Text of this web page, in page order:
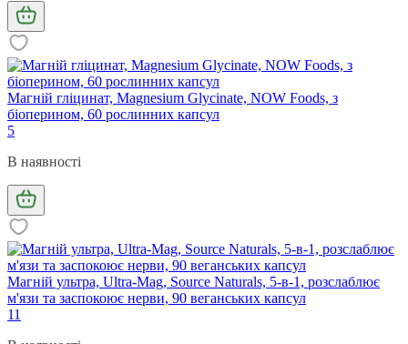
Магній гліцинат, Magnesium Glycinate, NOW Foods, з
біоперином, 60 рослинних капсул
5
В наявності
Магній ультра, Ultra-Mag, Source Naturals, 5-в-1, розслаблює
м'язи та заспокоює нерви, 90 веганських капсул
11